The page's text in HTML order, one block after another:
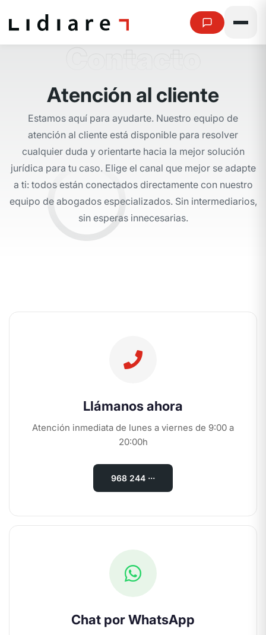
Contacto
Atención al cliente
Estamos aquí para ayudarte. Nuestro equipo de
atención al cliente está disponible para resolver
cualquier duda y orientarte hacia la mejor solución
jurídica para tu caso.Elige el canal que mejor se adapte
a ti: todos están conectados directamente con nuestro
equipo de abogados especializados. Sin intermediarios,
sin esperas innecesarias.
Llámanos ahora
Atención inmediata de lunes a viernes de 9:00 a
20:00h
968 244 ···
Chat por WhatsApp